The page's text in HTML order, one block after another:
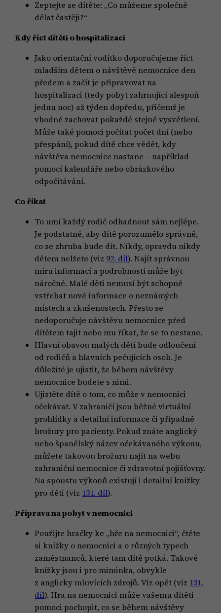
Zeptejte se dítěte: „Co můžeme společně
dělat častěji?“
Kdy říct dítěti o hospitalizaci
Jako orientační vodítko doporučujeme říct
mladším dětem o návštěvě nemocnice den
předem a začít je připravovat na
hospitalizaci (tedy pobyt zahrnující alespoň
jednu noc) až týden dopředu, přičemž je
vhodné zachovat pokaždé stejné vysvětlení.
Může také pomoci počítat počet dní (nebo
přespání), pokud dítě chce vědět, kdy
návštěva nemocnice nastane – například
pomocí kalendáře nebo obrázkového
odpočítávání.
Co říkat
To umí každý rodič odhadnout sám nejlépe.
Je podstatné, aby dítě porozumělo správně,
co se zhruba bude dít. Nikdy, opravdu nikdy
dětem nelžete (viz 92. díl). Najít správnou
míru informací a podrobností může být
náročné. Malé děti nemusí být schopné
vstřebat nové informace o neznámých
místech a zkušenostech. Přesto se
nedoporučuje návštěvu nemocnice před
dítětem tajit nebo mu říkat, že se to nestane.
Hlavní obavou malých dětí bude odloučení
od rodičů a hlavních pečujících osob. Je
důležité je ujistit, že během návštěvy
nemocnice budete s nimi.
Ujistěte dítě o tom, co může v nemocnici
očekávat. V zahraničí jsou běžné virtuální
prohlídky a detailní informace či případně
brožury pro pacienty. Pokud znáte anglický
nebo španělský název očekávaného výkonu,
můžete takovou brožuru najít na webu
zahraniční nemocnice či zdravotní pojišťovny.
Na spoustu výkonů existují i detailní knížky
pro děti (viz 131. díl).
Příprava na pobyt v nemocnici
Použijte hračky ke „hře na nemocnici“, čtěte
si knížky o nemocnici a o různých typech
zaměstnanců, které tam dítě potká. Takové
knížky jsou i pro miminka, obvykle
z anglicky mluvících zdrojů. Viz opět (viz 131.
díl). Hra na nemocnici může vašemu dítěti
pomoci pochopit, co se během návštěvy